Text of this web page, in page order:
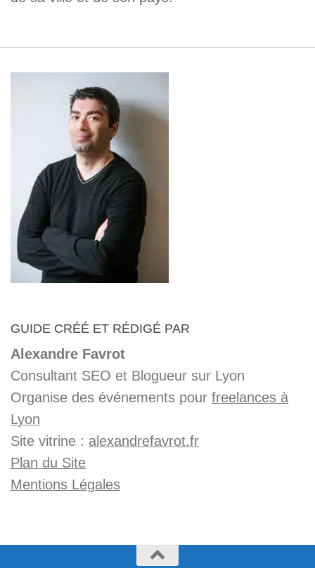
GUIDE CRÉÉ ET RÉDIGÉ PAR
Alexandre Favrot
Consultant SEO et Blogueur sur Lyon
Organise des événements pour freelances à
Lyon
Site vitrine : alexandrefavrot.fr
Plan du Site
Mentions Légales